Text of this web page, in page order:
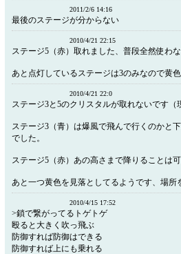
2011/2/6 14:16
最後のステージが分からない
2010/4/21 22:15
ステージ5（赤）取れました、普段全然使わ
あと点灯しているステージは3のみなので黄
2010/4/21 22:0
ステージ3と5のクリスタルが取れないです（
ステージ3（青）は爆風で飛んで行くのかと
でした。
ステージ5（赤）あの高さまで降りることは
あと一つ黄色を見落としてるようです、場所
2010/4/15 17:52
>鎖で繋がってるトゲトゲ
殴ると大きく吹っ飛ぶ
防御すれば防御はできる
防御すれば上にも乗れる